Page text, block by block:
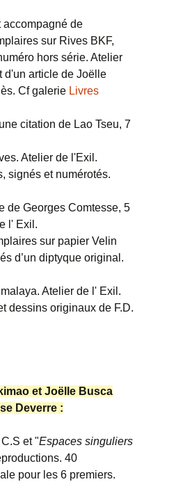
accompagné de
sur Rives BKF,
hors série. Atelier
d'un article de Joëlle
Cf galerie Livres
citation de Lao Tseu, 7
Atelier de l'Exil.
signés et numérotés.
de Georges Comtesse, 5
l' Exil.
sur papier Velin
d’un diptyque original.
Atelier de l' Exil.
dessins originaux de F.D.
et Joëlle Busca
Deverre :
et "Espaces singuliers
40
pour les 6 premiers.